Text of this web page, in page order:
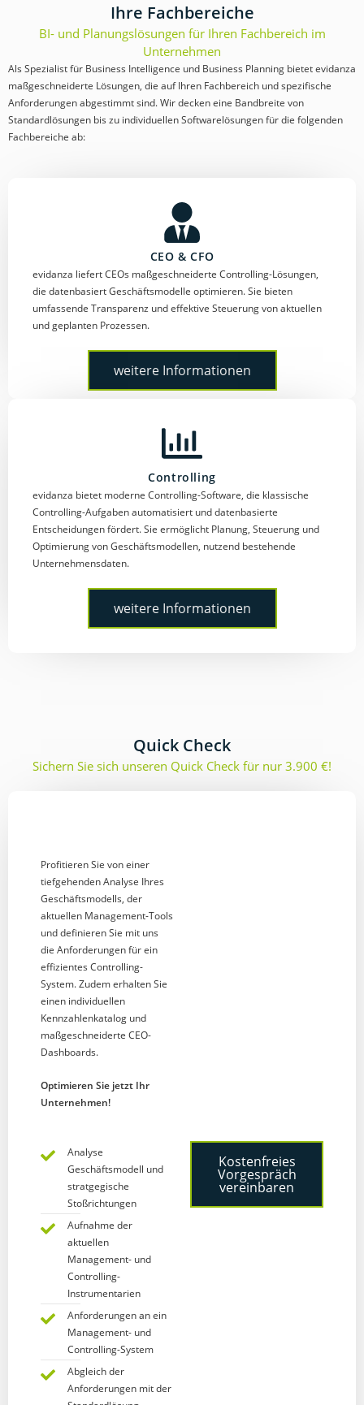
Ihre Fachbereiche
BI- und Planungslösungen für Ihren Fachbereich im
Unternehmen
Als Spezialist für Business Intelligence und Business Planning bietet evidanza
maßgeschneiderte Lösungen, die auf Ihren Fachbereich und spezifische
Anforderungen abgestimmt sind. Wir decken eine Bandbreite von
Standardlösungen bis zu individuellen Softwarelösungen für die folgenden
Fachbereiche ab:
CEO & CFO
evidanza liefert CEOs maßgeschneiderte Controlling-Lösungen,
die datenbasiert Geschäftsmodelle optimieren. Sie bieten
umfassende Transparenz und effektive Steuerung von aktuellen
und geplanten Prozessen.
weitere Informationen
Controlling
evidanza bietet moderne Controlling-Software, die klassische
Controlling-Aufgaben automatisiert und datenbasierte
Entscheidungen fördert. Sie ermöglicht Planung, Steuerung und
Optimierung von Geschäftsmodellen, nutzend bestehende
Unternehmensdaten.
weitere Informationen
Quick Check
Sichern Sie sich unseren Quick Check für nur 3.900 €!
Profitieren Sie von einer
tiefgehenden Analyse Ihres
Geschäftsmodells, der
aktuellen Management-Tools
und definieren Sie mit uns
die Anforderungen für ein
effizientes Controlling-
System. Zudem erhalten Sie
einen individuellen
Kennzahlenkatalog und
maßgeschneiderte CEO-
Dashboards.
Optimieren Sie jetzt Ihr
Unternehmen!
Analyse
Geschäftsmodell und
stratgegische
Stoßrichtungen
Aufnahme der
aktuellen
Management- und
Controlling-
Instrumentarien
Anforderungen an ein
Management- und
Controlling-System
Abgleich der
Anforderungen mit der
Kostenfreies
Vorgespräch
vereinbaren